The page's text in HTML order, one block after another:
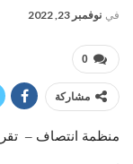
في نوفمبر 23, 2022
0
مشاركة
منظمة انتصاف –